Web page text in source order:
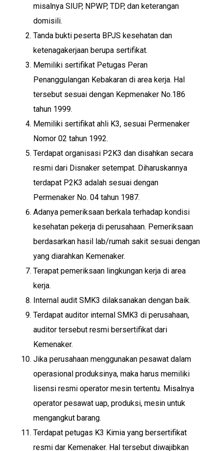
misalnya SIUP, NPWP, TDP, dan keterangan
domisili.
Tanda bukti peserta BPJS kesehatan dan
ketenagakerjaan berupa sertifikat.
Memiliki sertifikat Petugas Peran
Penanggulangan Kebakaran di area kerja. Hal
tersebut sesuai dengan Kepmenaker No.186
tahun 1999.
Memiliki sertifikat ahli K3, sesuai Permenaker
Nomor 02 tahun 1992.
Terdapat organisasi P2K3 dan disahkan secara
resmi dari Disnaker setempat. Diharuskannya
terdapat P2K3 adalah sesuai dengan
Permenaker No. 04 tahun 1987.
Adanya pemeriksaan berkala terhadap kondisi
kesehatan pekerja di perusahaan. Pemeriksaan
berdasarkan hasil lab/rumah sakit sesuai dengan
yang diarahkan Kemenaker.
Terapat pemeriksaan lingkungan kerja di area
kerja.
Internal audit SMK3 dilaksanakan dengan baik.
Terdapat auditor internal SMK3 di perusahaan,
auditor tersebut resmi bersertifikat dari
Kemenaker.
Jika perusahaan menggunakan pesawat dalam
operasional produksinya, maka harus memiliki
lisensi resmi operator mesin tertentu. Misalnya
operator pesawat uap, produksi, mesin untuk
mengangkut barang.
Terdapat petugas K3 Kimia yang bersertifikat
resmi dar Kemenaker. Hal tersebut diwajibkan